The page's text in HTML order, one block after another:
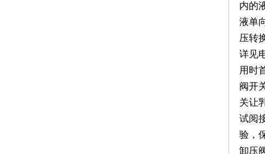
内的
液单
压转
详见
用时
阀开
关让
试阅
验，
卸压